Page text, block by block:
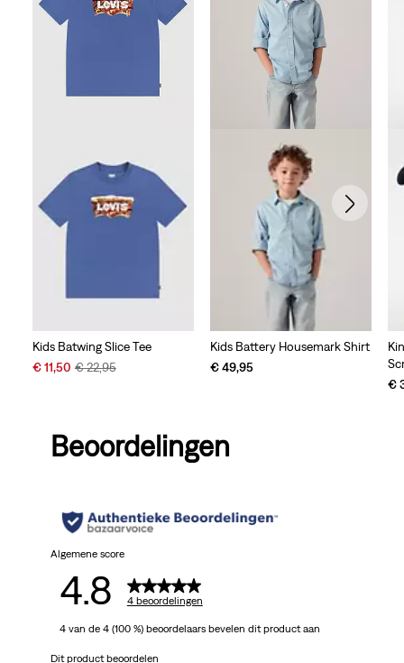
Kids Batwing Slice Tee
Sale
€ 11,50 Original
€ 22,95
Kids Battery Housemark Shirt
€ 49,95
€
Beoordelingen
Algemene score
4.8 4 beoordelingen
4 van de 4 (100 %) beoordelaars bevelen dit product aan
Dit product beoordelen